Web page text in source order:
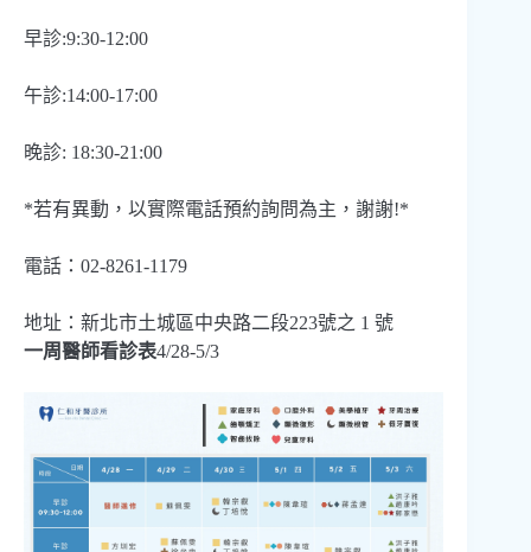
早診:9:30-12:00
午診:14:00-17:00
晚診: 18:30-21:00
*若有異動，以實際電話預約詢問為主，謝謝!*
電話：02-8261-1179
地址：新北市土城區中央路二段223號之 1 號
一周醫師看診表4/28-5/3